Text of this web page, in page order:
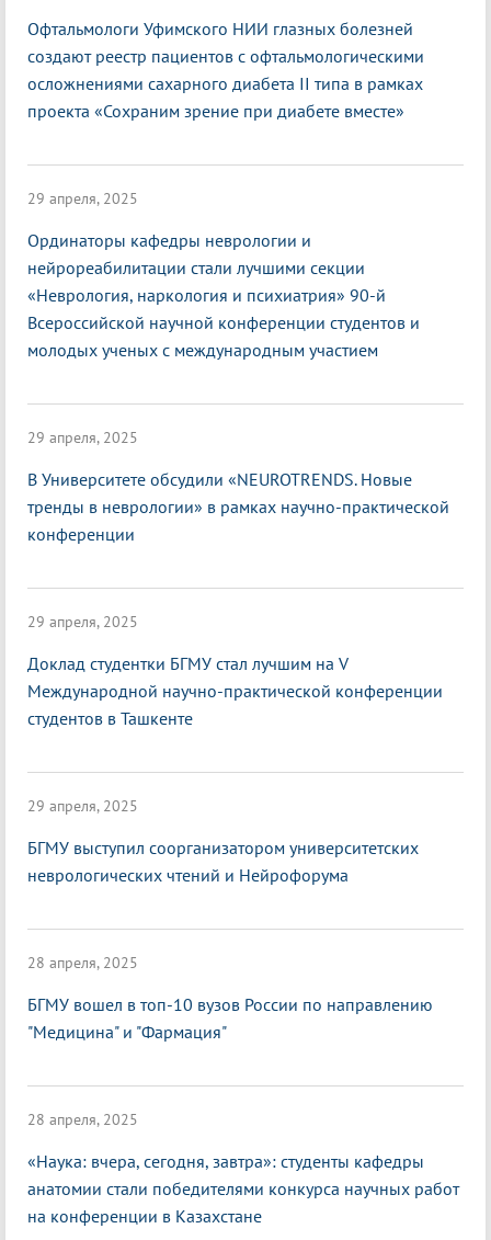
Офтальмологи Уфимского НИИ глазных болезней
создают реестр пациентов с офтальмологическими
осложнениями сахарного диабета II типа в рамках
проекта «Сохраним зрение при диабете вместе»
29 апреля, 2025
Ординаторы кафедры неврологии и
нейрореабилитации стали лучшими секции
«Неврология, наркология и психиатрия» 90-й
Всероссийской научной конференции студентов и
молодых ученых с международным участием
29 апреля, 2025
В Университете обсудили «NEUROTRENDS. Новые
тренды в неврологии» в рамках научно-практической
конференции
29 апреля, 2025
Доклад студентки БГМУ стал лучшим на V
Международной научно-практической конференции
студентов в Ташкенте
29 апреля, 2025
БГМУ выступил соорганизатором университетских
неврологических чтений и Нейрофорума
28 апреля, 2025
БГМУ вошел в топ-10 вузов России по направлению
"Медицина" и "Фармация"
28 апреля, 2025
«Наука: вчера, сегодня, завтра»: студенты кафедры
анатомии стали победителями конкурса научных работ
на конференции в Казахстане